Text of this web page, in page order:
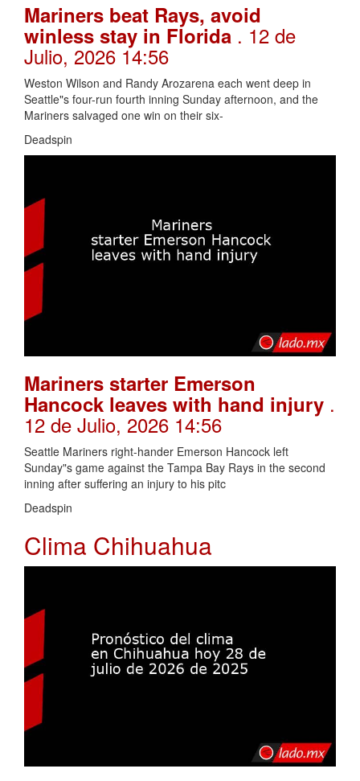
Mariners beat Rays, avoid
winless stay in Florida . 12 de
Julio, 2026 14:56
Weston Wilson and Randy Arozarena each went deep in
Seattle"s four-run fourth inning Sunday afternoon, and the
Mariners salvaged one win on their six-
Deadspin
Mariners starter Emerson
Hancock leaves with hand injury .
12 de Julio, 2026 14:56
Seattle Mariners right-hander Emerson Hancock left
Sunday"s game against the Tampa Bay Rays in the second
inning after suffering an injury to his pitc
Deadspin
Clima Chihuahua